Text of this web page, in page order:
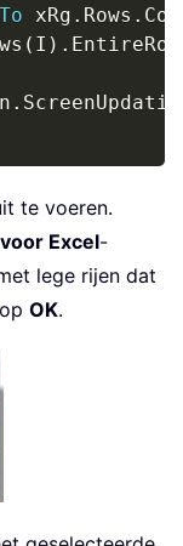
To xRg . Rows .
( I ) . EntireRow
.
te voeren.
Excel-
lege rijen dat
OK.